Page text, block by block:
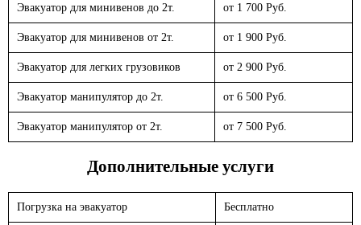
Эвакуатор для минивенов до 2т. от 1 700 Руб.
Эвакуатор для минивенов от 2т. от 1 900 Руб.
Эвакуатор для легких грузовиков от 2 900 Руб.
Эвакуатор манипулятор до 2т. от 6 500 Руб.
Эвакуатор манипулятор от 2т. от 7 500 Руб.
Дополнительные услуги
Погрузка на эвакуатор Бесплатно